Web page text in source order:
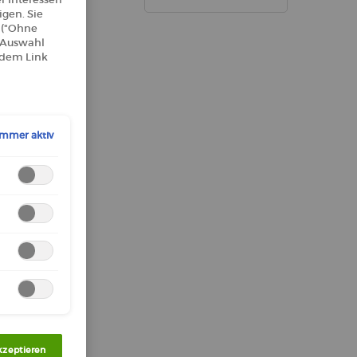
Sie
Link
aktiv